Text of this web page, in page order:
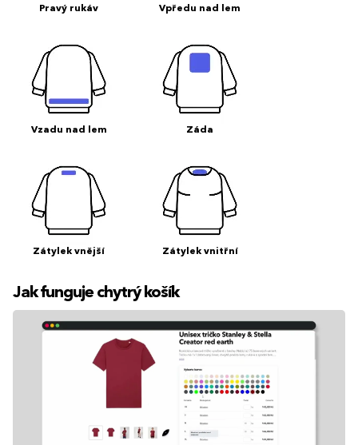
Pravý rukáv Vpředu nad lem
Vzadu nad lem Záda
Zátylek vnější Zátylek vnitřní
Jak funguje chytrý košík